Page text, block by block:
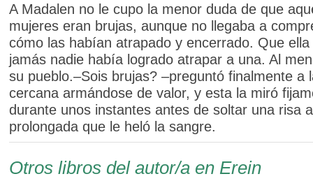
A Madalen no le cupo la menor duda de que
mujeres eran brujas, aunque no llegaba a
cómo las habían atrapado y encerrado. Que ella
jamás nadie había logrado atrapar a una. Al
su pueblo.–Sois brujas? –preguntó finalmente a
cercana armándose de valor, y esta la miró
durante unos instantes antes de soltar una risa
prolongada que le heló la sangre.
Otros libros del autor/a en Erein